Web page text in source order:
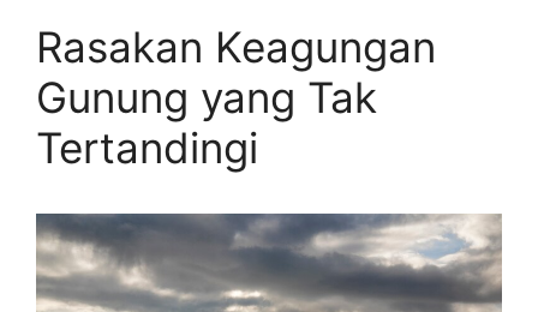
Rasakan Keagungan
Gunung yang Tak
Tertandingi